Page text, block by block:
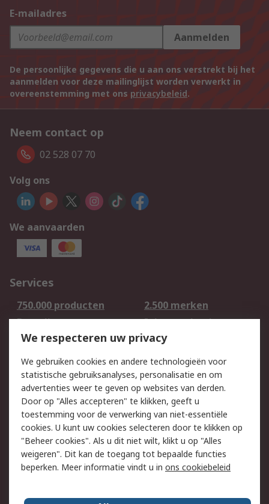
E-mailadres
Aanmelden
De persoonlijke gegevens die u aan ons verstrekt bij het
aanmelden voor deze mailinglijst worden verwerkt in
overeenstemming met ons privacybeleid.
Neem contact op
02 528 07 70
Volg ons
We aanvaarden
Services
750.000 producten
2.500 merken
Bestellen
Inkoopoplossingen
Retouren
Technisch advies
Track & Trace
Wettelijk
Cookiebeleid
Email veiligheid
Privacybeleid -
Bijgewerkt
Websitevoorwaarden
Algemene
verkoopvoorwaarden
We respecteren uw privacy
We gebruiken cookies en andere technologieën voor
statistische gebruiksanalyses, personalisatie en om
advertenties weer te geven op websites van derden.
Door op "Alles accepteren" te klikken, geeft u
toestemming voor de verwerking van niet-essentiële
cookies. U kunt uw cookies selecteren door te klikken op
"Beheer cookies". Als u dit niet wilt, klikt u op "Alles
weigeren". Dit kan de toegang tot bepaalde functies
beperken. Meer informatie vindt u in ons cookiebeleid